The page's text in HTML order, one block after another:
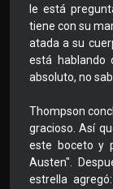
le está
tiene con su
atada a su
está hablando
absoluto, no
Thompson
gracioso. Así
este boceto y
Austen".
estrella